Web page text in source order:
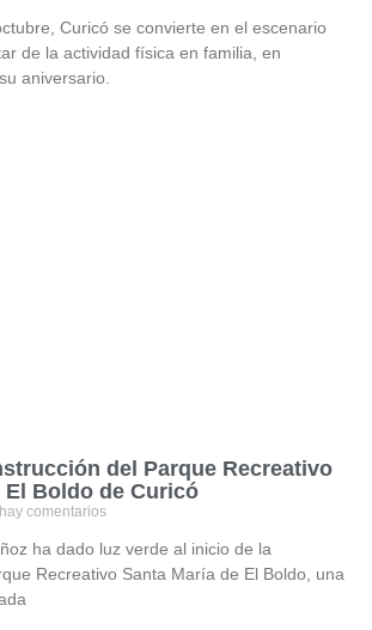
Curicó se convierte en el escenario
de la actividad física en familia, en
aniversario.
del Parque Recreativo
El Boldo de Curicó
comentarios
ha dado luz verde al inicio de la
Recreativo Santa María de El Boldo, una